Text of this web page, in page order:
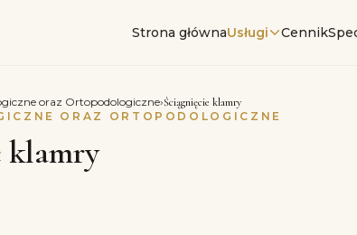
Strona głównaUsługi Cennik
oraz Ortopodologiczne›Ściągnięcie klamry
ORAZ ORTOPODOLOGICZNE
klamry